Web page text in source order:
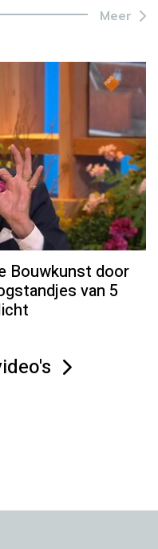
Meer
Bouwkunst door
van 5